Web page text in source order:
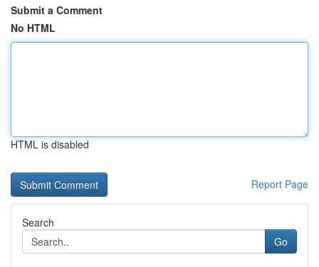
Submit a Comment
No HTML
HTML is disabled
Report Page
Search
Go